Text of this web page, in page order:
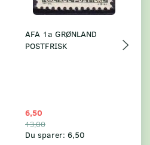
AFA 1a GRØNLAND
POSTFRISK
6,50
13,00
Du sparer: 6,50